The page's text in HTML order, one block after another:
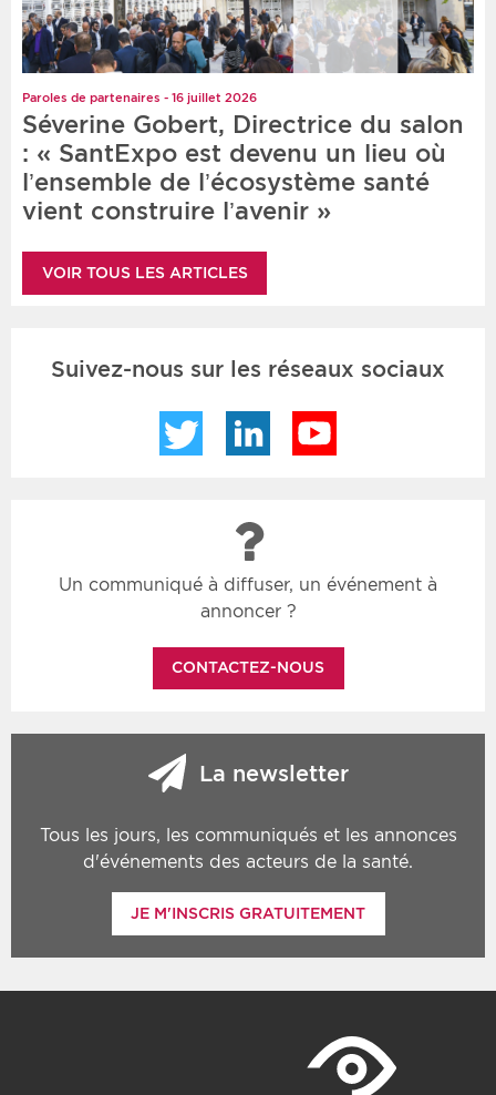
Paroles de partenaires - 16 juillet 2026
Séverine Gobert, Directrice du salon
: « SantExpo est devenu un lieu où
l’ensemble de l’écosystème santé
vient construire l’avenir »
VOIR TOUS LES ARTICLES
Suivez-nous sur les réseaux sociaux
Twitter LinkedIn
Un communiqué à diffuser, un événement à
annoncer ?
CONTACTEZ-NOUS
La newsletter
Tous les jours, les communiqués et les annonces
d'événements des acteurs de la santé.
JE M'INSCRIS GRATUITEMENT